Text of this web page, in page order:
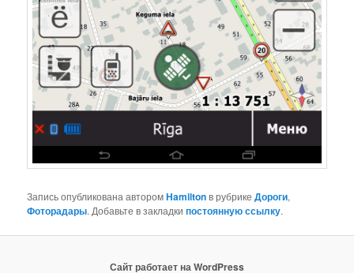
Запись опубликована авторомHamiltonв рубрикеДороги,
Фоторадары. Добавьте в закладкипостоянную ссылку.
Сайт работает на WordPress